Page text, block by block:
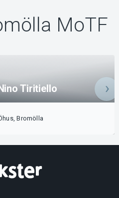
MoTF
Tiritiello
Bromölla